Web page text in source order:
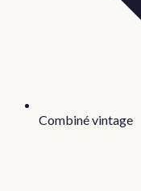
Combiné vintage